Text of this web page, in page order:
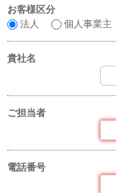
お客様区分
法人
個人事業主
貴社名
ご担当者
電話番号